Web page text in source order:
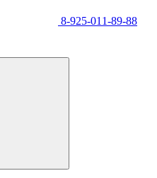
8-925-011-89-88